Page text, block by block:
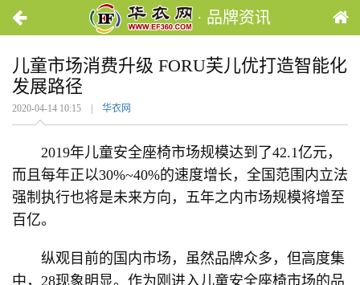
· 品牌资讯
儿童市场消费升级 FORU芙儿优打造智能化
发展路径
2020-04-14 10:15 | 华衣网
2019年儿童安全座椅市场规模达到了42.1亿元，
而且每年正以30%~40%的速度增长，全国范围内立法
强制执行也将是未来方向，五年之内市场规模将增至
百亿。
纵观目前的国内市场，虽然品牌众多，但高度集
中，28现象明显。作为刚进入儿童安全座椅市场的品